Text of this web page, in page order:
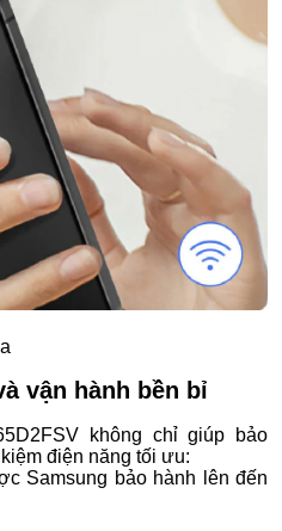
vận hành bền bỉ
không chỉ giúp bảo
điện năng tối ưu:
Samsung bảo hành lên đến